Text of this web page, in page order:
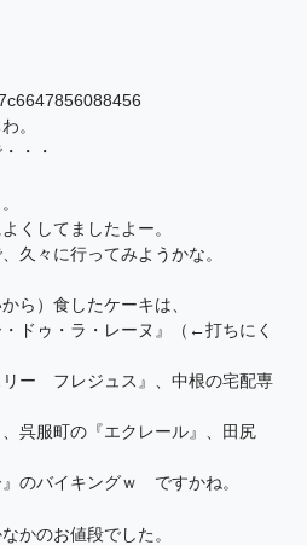
。
・・
くしてましたよー。
久々に行ってみようかな。
ら）食したケーキは、
ドゥ・ラ・レーヌ』（←打ちにく
ー フレジュス』、中根の宅配専
呉服町の『エクレール』、田尻
のバイキングｗ ですかね。
かのお値段でした。